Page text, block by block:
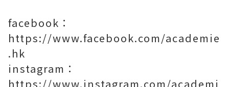
facebook ：
https://www.facebook.com/academie
.hk
instagram ：
https://www.instagram.com/academi